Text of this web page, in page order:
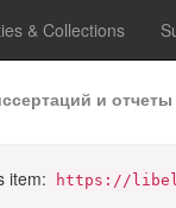
& Collections
и
item: https://